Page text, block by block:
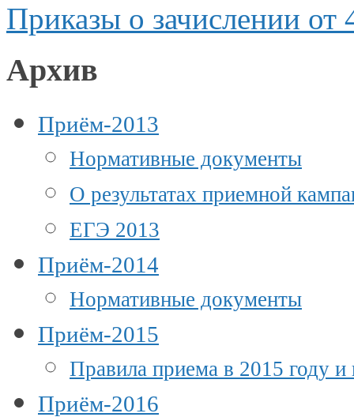
Приказы о зачислении от
Архив
Приём-2013
Нормативные документы
О результатах приемной
ЕГЭ 2013
Приём-2014
Нормативные документы
Приём-2015
Правила приема в 2015 году и
Приём-2016